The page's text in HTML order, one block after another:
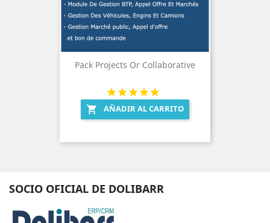
Pack Projects Or Collaborative
 AÑADIR AL CARRITO
SOCIO OFICIAL DE DOLIBARR